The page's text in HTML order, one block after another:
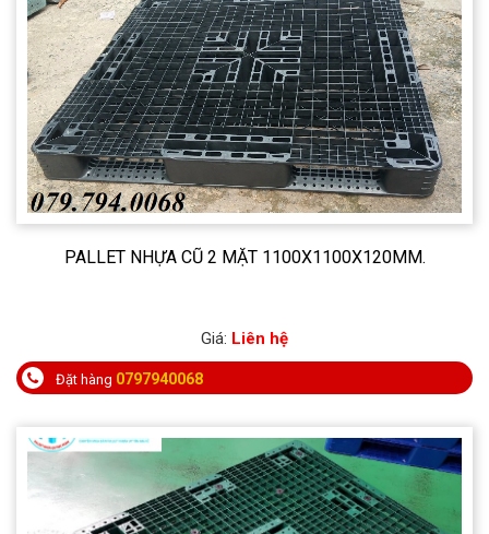
PALLET NHỰA CŨ 2 MẶT 1100X1100X120MM.
Giá: Liên hệ
Đặt hàng 0797940068